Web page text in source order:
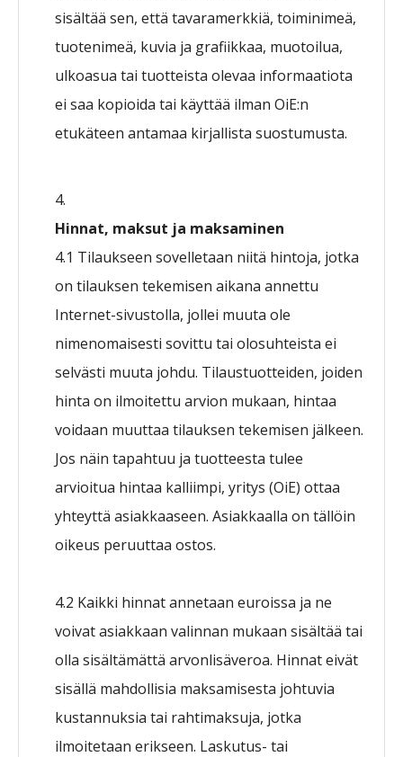
sisältää sen, että tavaramerkkiä, toiminimeä,
tuotenimeä, kuvia ja grafiikkaa, muotoilua,
ulkoasua tai tuotteista olevaa informaatiota
ei saa kopioida tai käyttää ilman OiE:n
etukäteen antamaa kirjallista suostumusta.
Hinnat, maksut ja maksaminen
4.1 Tilaukseen sovelletaan niitä hintoja, jotka
on tilauksen tekemisen aikana annettu
Internet-sivustolla, jollei muuta ole
nimenomaisesti sovittu tai olosuhteista ei
selvästi muuta johdu. Tilaustuotteiden, joiden
hinta on ilmoitettu arvion mukaan, hintaa
voidaan muuttaa tilauksen tekemisen jälkeen.
Jos näin tapahtuu ja tuotteesta tulee
arvioitua hintaa kalliimpi, yritys (OiE) ottaa
yhteyttä asiakkaaseen. Asiakkaalla on tällöin
oikeus peruuttaa ostos.
4.2 Kaikki hinnat annetaan euroissa ja ne
voivat asiakkaan valinnan mukaan sisältää tai
olla sisältämättä arvonlisäveroa. Hinnat eivät
sisällä mahdollisia maksamisesta johtuvia
kustannuksia tai rahtimaksuja, jotka
ilmoitetaan erikseen. Laskutus- tai